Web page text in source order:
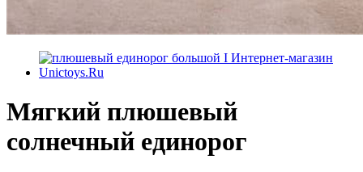
Мягкий плюшевый
солнечный единорог